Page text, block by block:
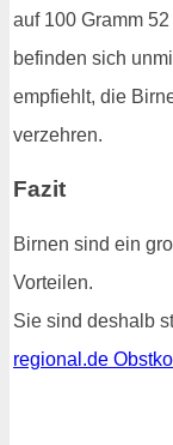
auf 100 Gramm
befinden sich
empfiehlt, die
verzehren.
Fazit
Birnen sind ein
Vorteilen.
Sie sind deshalb
regional.de